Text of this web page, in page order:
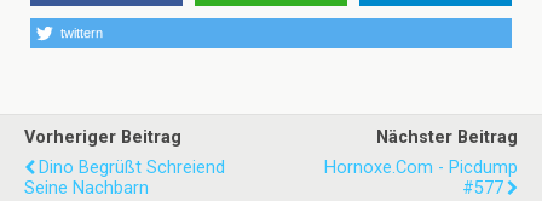
twittern
Vorheriger Beitrag
Dino Begrüßt Schreiend
Seine Nachbarn
Nächster Beitrag
Hornoxe.com - Picdump
#577